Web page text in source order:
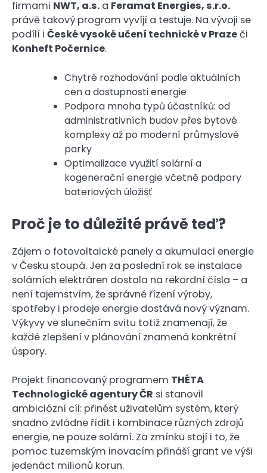
firmami NWT, a.s. a Feramat Energies, s.r.o.
právě takový program vyvíjí a testuje. Na vývoji se
podílí i České vysoké učení technické v Prazeči
Konheft Počernice.
Chytré rozhodování podle aktuálních
cen a dostupnosti energie
Podpora mnoha typů účastníků: od
administrativních budov přes bytové
komplexy až po moderní průmyslové
parky
Optimalizace využití solární a
kogenerační energie včetně podpory
bateriových úložišť
Proč je to důležité právě teď?
Zájem o fotovoltaické panely a akumulaci energie
v Česku stoupá. Jen za poslední rok se instalace
solárních elektráren dostala na rekordní čísla – a
není tajemstvím, že správné řízení výroby,
spotřeby i prodeje energie dostává nový význam.
Výkyvy ve slunečním svitu totiž znamenají, že
každé zlepšení v plánování znamená konkrétní
úspory.
Projekt financovaný programem THÉTA
Technologické agentury ČR si stanovil
ambiciózní cíl: přinést uživatelům systém, který
snadno zvládne řídit i kombinace různých zdrojů
energie, ne pouze solární. Za zmínku stojí i to, že
pomoc tuzemským inovacím přináší grant ve výši
jedenáct milionů korun.